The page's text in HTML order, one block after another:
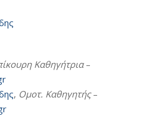
Καθηγήτρια–
, Ομοτ. Καθηγητής–